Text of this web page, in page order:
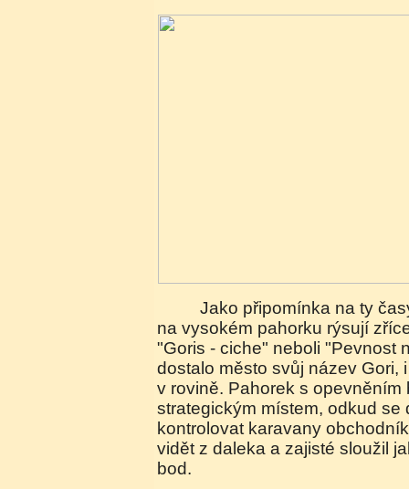
Jako připomínka na ty časy se ve středu města
na vysokém pahorku rýsují
"Goris - ciche" neboli "Pevnost
dostalo město svůj název Gori,
v rovině. Pahorek s opevněním
strategickým místem, odkud se
kontrolovat karavany
vidět z daleka a zajisté sloužil
bod.